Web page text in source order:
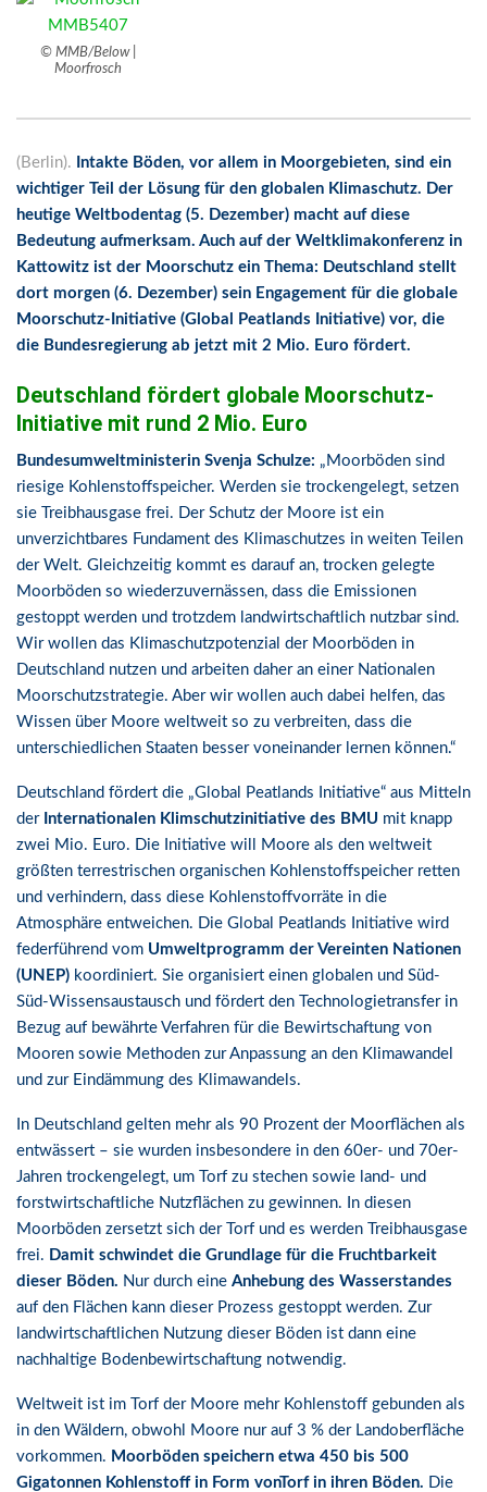
© MMB/Below |
Moorfrosch
(Berlin).
Intakte Böden, vor allem in Moorgebieten, sind ein
wichtiger Teil der Lösung für den globalen Klimaschutz. Der
heutige Weltbodentag (5. Dezember) macht auf diese
Bedeutung aufmerksam. Auch auf der Weltklimakonferenz in
Kattowitz ist der Moorschutz ein Thema: Deutschland stellt
dort morgen (6. Dezember) sein Engagement für die globale
Moorschutz-Initiative (Global Peatlands Initiative) vor, die
die Bundesregierung ab jetzt mit 2 Mio. Euro fördert.
Deutschland fördert globale Moorschutz-
Initiative mit rund 2 Mio. Euro
Bundesumweltministerin Svenja Schulze: „Moorböden sind
riesige Kohlenstoffspeicher. Werden sie trockengelegt, setzen
sie Treibhausgase frei. Der Schutz der Moore ist ein
unverzichtbares Fundament des Klimaschutzes in weiten Teilen
der Welt. Gleichzeitig kommt es darauf an, trocken gelegte
Moorböden so wiederzuvernässen, dass die Emissionen
gestoppt werden und trotzdem landwirtschaftlich nutzbar sind.
Wir wollen das Klimaschutzpotenzial der Moorböden in
Deutschland nutzen und arbeiten daher an einer Nationalen
Moorschutzstrategie. Aber wir wollen auch dabei helfen, das
Wissen über Moore weltweit so zu verbreiten, dass die
unterschiedlichen Staaten besser voneinander lernen können.“
Deutschland fördert die „Global Peatlands Initiative“ aus Mitteln
der Internationalen Klimschutzinitiative des BMU mit knapp
zwei Mio. Euro. Die Initiative will Moore als den weltweit
größten terrestrischen organischen Kohlenstoffspeicher retten
und verhindern, dass diese Kohlenstoffvorräte in die
Atmosphäre entweichen. Die Global Peatlands Initiative wird
federführend vom Umweltprogramm der Vereinten Nationen
(UNEP) koordiniert. Sie organisiert einen globalen und Süd-
Süd-Wissensaustausch und fördert den Technologietransfer in
Bezug auf bewährte Verfahren für die Bewirtschaftung von
Mooren sowie Methoden zur Anpassung an den Klimawandel
und zur Eindämmung des Klimawandels.
In Deutschland gelten mehr als 90 Prozent der Moorflächen als
entwässert – sie wurden insbesondere in den 60er- und 70er-
Jahren trockengelegt, um Torf zu stechen sowie land- und
forstwirtschaftliche Nutzflächen zu gewinnen. In diesen
Moorböden zersetzt sich der Torf und es werden Treibhausgase
frei. Damit schwindet die Grundlage für die Fruchtbarkeit
dieser Böden. Nur durch eine Anhebung des Wasserstandes
auf den Flächen kann dieser Prozess gestoppt werden. Zur
landwirtschaftlichen Nutzung dieser Böden ist dann eine
nachhaltige Bodenbewirtschaftung notwendig.
Weltweit ist im Torf der Moore mehr Kohlenstoff gebunden als
in den Wäldern, obwohl Moore nur auf 3 % der Landoberfläche
vorkommen. Moorböden speichern etwa 450 bis 500
Gigatonnen Kohlenstoff in Form vonTorf in ihren Böden. Die